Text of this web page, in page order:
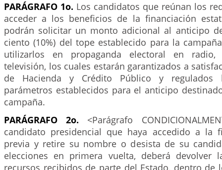
PARÁGRAFO 1o. Los candidatos que reúnan los
acceder a los beneficios de la financiación
podrán solicitar un monto adicional al anticipo
ciento (10%) del tope establecido para la
utilizarlos en propaganda electoral en
televisión, los cuales estarán garantizados a
de Hacienda y Crédito Público y regulados
parámetros establecidos para el anticipo
campaña.
PARÁGRAFO 2o. <Parágrafo
candidato presidencial que haya accedido a la
previa y retire su nombre o desista de su
elecciones en primera vuelta, deberá devolver
recursos recibidos de parte del Estado, dentro de